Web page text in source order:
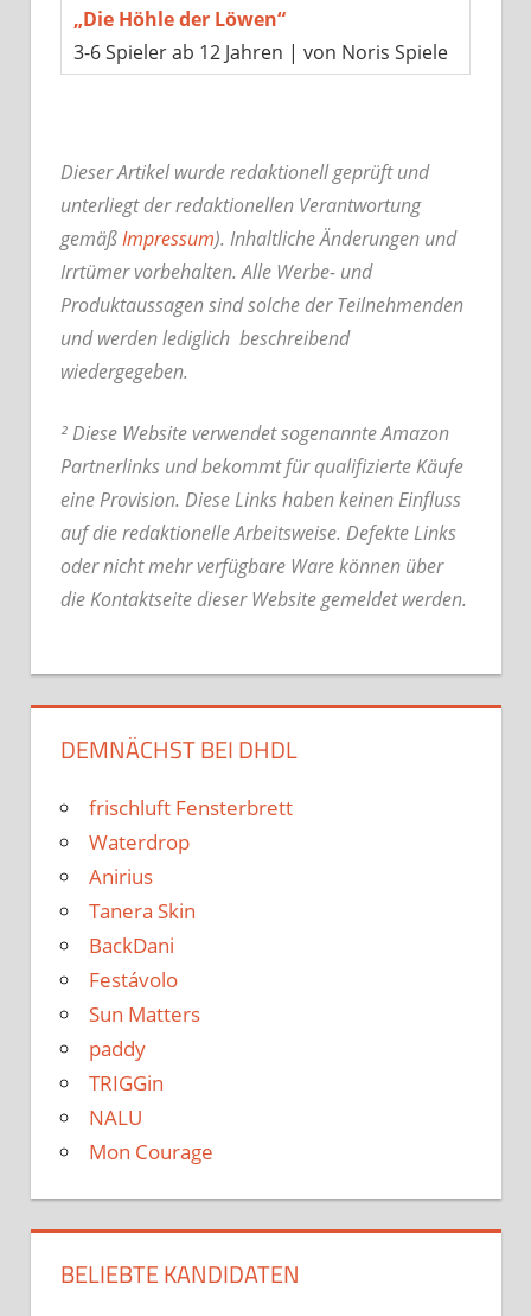
„Die Höhle der Löwen“
3-6 Spieler ab 12 Jahren | von Noris Spiele
Dieser Artikel wurde redaktionell geprüft und
unterliegt der redaktionellen Verantwortung
gemäßImpressum). Inhaltliche Änderungen und
Irrtümer vorbehalten. Alle Werbe- und
Produktaussagen sind solche der Teilnehmenden
und werden lediglich beschreibend
wiedergegeben.
² Diese Website verwendet sogenannte Amazon
Partnerlinks und bekommt für qualifizierte Käufe
eine Provision. Diese Links haben keinen Einfluss
auf die redaktionelle Arbeitsweise. Defekte Links
oder nicht mehr verfügbare Ware können über
die Kontaktseite dieser Website gemeldet werden.
DEMNÄCHST BEI DHDL
frischluft Fensterbrett
Waterdrop
Anirius
Tanera Skin
BackDani
Festávolo
Sun Matters
paddy
TRIGGin
NALU
Mon Courage
BELIEBTE KANDIDATEN